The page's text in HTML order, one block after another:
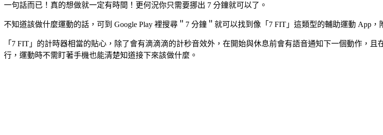
一句話而已！真的想做就一定有時間！更何況你只需要挪出 7 分鐘就可以了。
不知道該做什麼運動的話，可到 Google Play 裡搜尋＂7 分鐘＂就可以找到像「7 FIT」這類型的輔助運動 App
「7 FIT」的計時器相當的貼心，除了會有滴滴滴的計秒音效外，在開始與休息前會有語音通知下一個動作，
行，運動時不需盯著手機也能清楚知道接下來該做什麼。